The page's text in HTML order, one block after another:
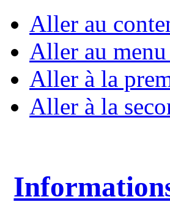
Aller au
Aller au
Aller à la
Aller à la